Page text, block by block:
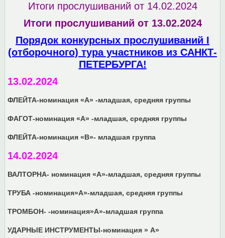
Итоги прослушиваний от 14.02.2024
Итоги прослушиваний от 13.02.2024
Порядок конкурсных прослушиваний I
(отборочного) тура участников из САНКТ-
ПЕТЕРБУРГА!
13.02.2024
ФЛЕЙТА-номинация «А» -младшая, средняя группы
ФАГОТ-номинация «А» -младшая, средняя группы
ФЛЕЙТА-номинация «В»- младшая группа
14.02.2024
ВАЛТОРНА- номинация «А»-младшая, средняя группы
ТРУБА -номинация»А»-младшая, средняя группы
ТРОМБОН- -номинация»А»-младшая группа
УДАРНЫЕ ИНСТРУМЕНТЫ-номинация » А»